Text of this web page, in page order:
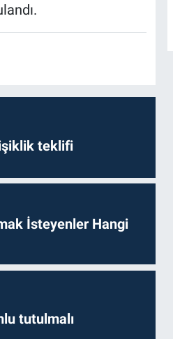
teklifi
İsteyenler Hangi
tutulmalı